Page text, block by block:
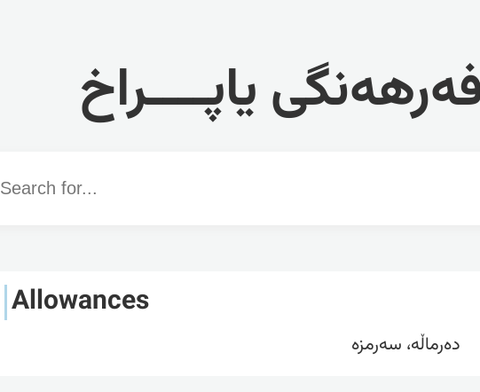
یاپــــراخ
Word
Allowances
دەرماڵە، سەرمزە